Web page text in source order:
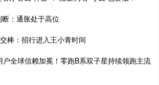
：通胀处于高位
棒：招行进入王小青时间
全球信赖加冕！零跑B系双子星持续领跑主流